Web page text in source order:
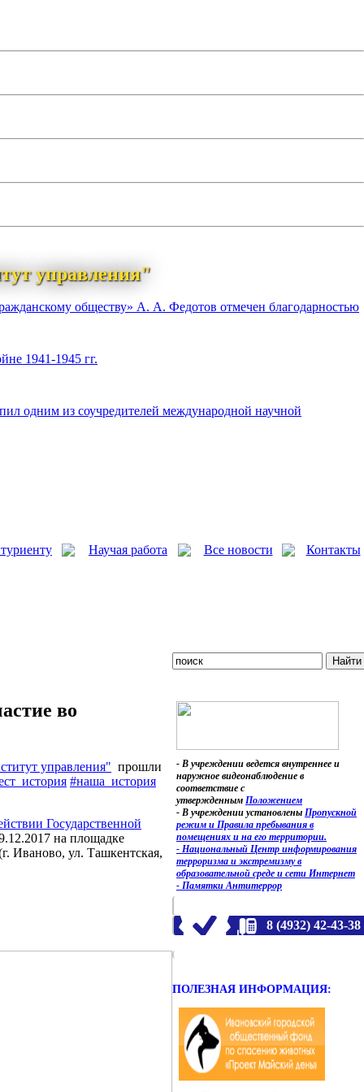
управления"
обществу» А. А. Федотов отмечен благодарностью
1941-1945 гг.
одним из соучредителей международной научной
Научая работа Все новости Контакты
во
управления" прошли
#наша_история
Государственной
на площадке
Иваново, ул. Ташкентская,
- В учреждении ведется внутреннее и
наружное видеонаблюдение в
соответствие с
утвержденным Положением
- В учреждении установлены Пропускной
режим и Правила пребывания в
помещениях и на его территории.
- Национальный Центр информирования
терроризма и экстремизму в
образовательной среде и сети Интернет
- Памятки Антитеррор
8 (4932) 42-43-38
ПОЛЕЗНАЯ ИНФОРМАЦИЯ: